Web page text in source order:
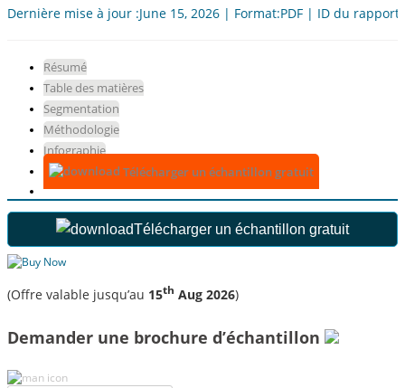
Dernière mise à jour :June 15, 2026 | Format:PDF | ID du
Résumé
Table des matières
Segmentation
Méthodologie
Infographie
Télécharger un échantillon gratuit
Télécharger un échantillon gratuit
(Offre valable jusqu’au 15th Aug 2026)
Demander une brochure d’échantillon